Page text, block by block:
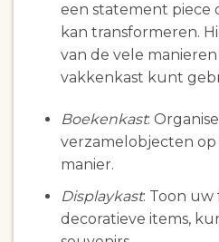
een statement piece
kan transformeren.
van de vele
vakkenkast kunt
Boekenkast:
verzamelobjecten
manier.
Displaykast: Toon uw
decoratieve items,